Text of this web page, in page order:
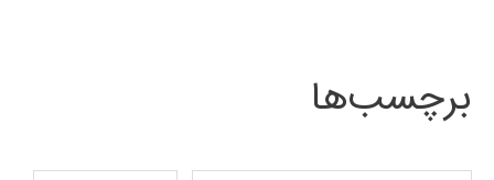
برچسب‌ها